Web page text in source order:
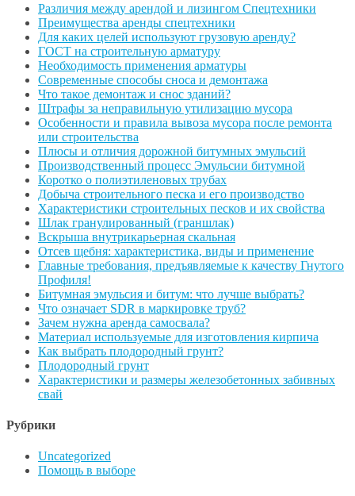
Различия между арендой и лизингом Спецтехники
Преимущества аренды спецтехники
Для каких целей используют грузовую аренду?
ГОСТ на строительную арматуру
Необходимость применения арматуры
Современные способы сноса и демонтажа
Что такое демонтаж и снос зданий?
Штрафы за неправильную утилизацию мусора
Особенности и правила вывоза мусора после ремонта
или строительства
Плюсы и отличия дорожной битумных эмульсий
Производственный процесс Эмульсии битумной
Коротко о полиэтиленовых трубах
Добыча строительного песка и его производство
Характеристики строительных песков и их свойства
Шлак гранулированный (граншлак)
Вскрыша внутрикарьерная скальная
Отсев щебня: характеристика, виды и применение
Главные требования, предъявляемые к качеству Гнутого
Профиля!
Битумная эмульсия и битум: что лучше выбрать?
Что означает SDR в маркировке труб?
Зачем нужна аренда самосвала?
Материал используемые для изготовления кирпича
Как выбрать плодородный грунт?
Плодородный грунт
Характеристики и размеры железобетонных забивных
свай
Рубрики
Uncategorized
Помощь в выборе